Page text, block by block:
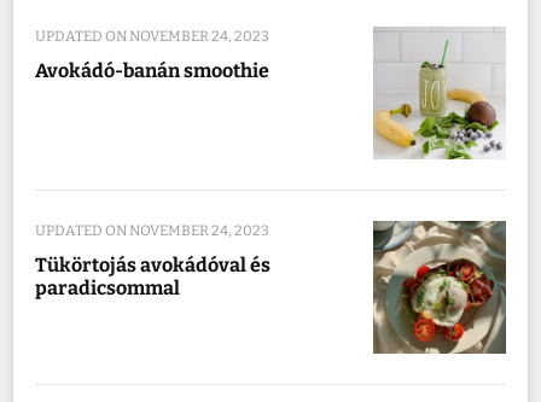
UPDATED ON NOVEMBER 24, 2023
Avokádó-banán smoothie
UPDATED ON NOVEMBER 24, 2023
Tükörtojás avokádóval és
paradicsommal